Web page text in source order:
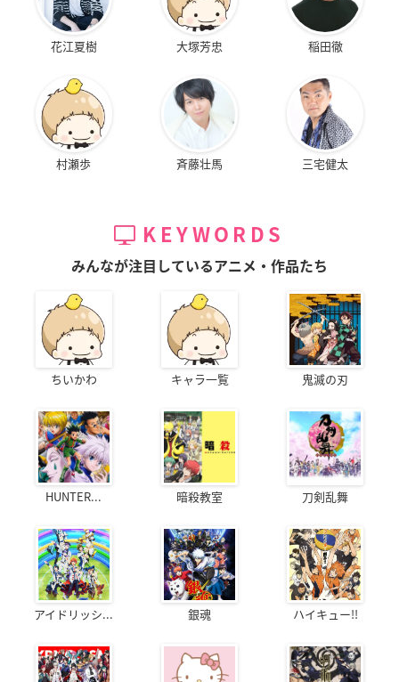
花江夏樹 大塚芳忠 稲田徹
村瀬歩 斉藤壮馬 三宅健太
KEYWORDS
みんなが注目しているアニメ・作品たち
ちいかわ キャラ一覧 鬼滅の刃
HUNTER... 暗殺教室 刀剣乱舞
アイドリッシ... 銀魂 ハイキュー!!